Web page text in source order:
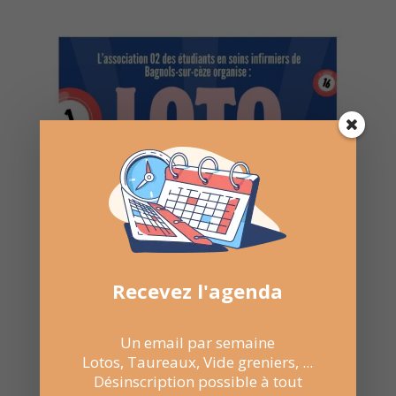
Recevez l'agenda
Un email par semaine
Lotos, Taureaux, Vide greniers, ...
Désinscription possible à tout